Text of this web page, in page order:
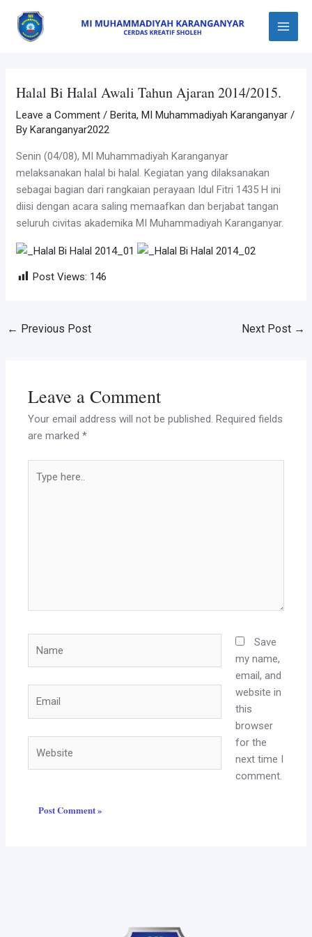
content
Main
Menu
Halal Bi Halal Awali Tahun Ajaran 2014/2015.
Leave a Comment /Berita,MI Muhammadiyah Karanganyar /
ByKaranganyar2022
Senin (04/08), MI Muhammadiyah Karanganyar
melaksanakan halal bi halal. Kegiatan yang dilaksanakan
sebagai bagian dari rangkaian perayaan Idul Fitri 1435 H ini
diisi dengan acara saling memaafkan dan berjabat tangan
seluruh civitas akademika MI Muhammadiyah Karanganyar.
Post Views: 146
navigation
← Previous Post Next Post →
Leave a Comment
Your email address will not be published. Required fields
are marked*
here..
Save
my name,
email, and
website in
this
browser
for the
next time I
comment.